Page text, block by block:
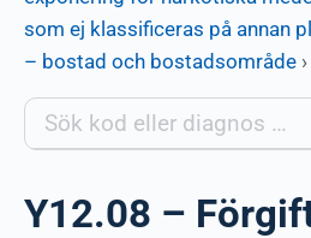
som ej klassificeras på annan
– bostad och bostadsområde ›
Y12.08 –